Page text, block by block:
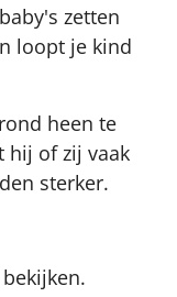
zetten
loopt je kind
heen te
hij of zij vaak
sterker.